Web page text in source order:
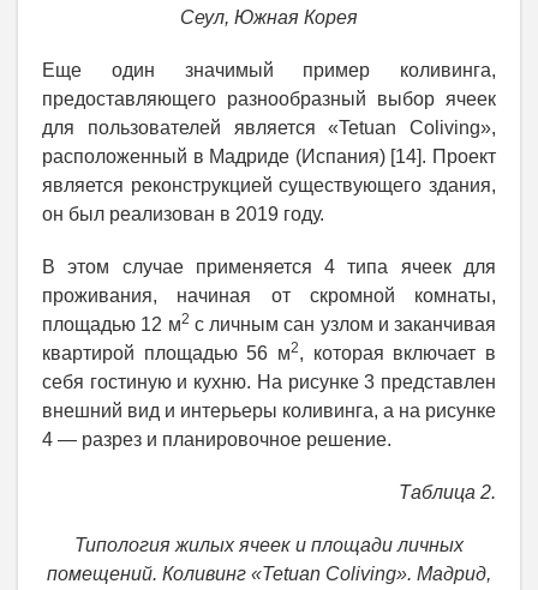
Сеул, Южная Корея
Еще один значимый пример коливинга,
предоставляющего разнообразный выбор ячеек
для пользователей является «Tetuan Coliving»,
расположенный в Мадриде (Испания) [14]. Проект
является реконструкцией существующего здания,
он был реализован в 2019 году.
В этом случае применяется 4 типа ячеек для
проживания, начиная от скромной комнаты,
площадью 12 м2 с личным сан узлом и заканчивая
квартирой площадью 56 м2, которая включает в
себя гостиную и кухню. На рисунке 3 представлен
внешний вид и интерьеры коливинга, а на рисунке
4 — разрез и планировочное решение.
Таблица 2.
Типология жилых ячеек и площади личных
помещений. Коливинг «Tetuan Coliving». Мадрид,